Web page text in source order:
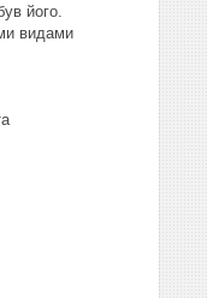
його.
видами